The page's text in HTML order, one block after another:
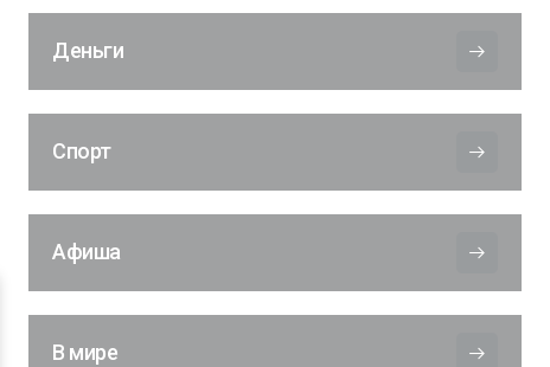
Деньги
Спорт
Афиша
В мире